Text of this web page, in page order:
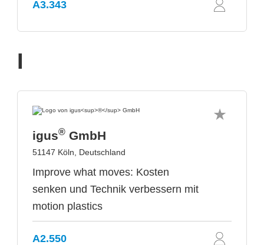
A3.343
I
igus® GmbH
51147 Köln, Deutschland
Improve what moves: Kosten
senken und Technik verbessern mit
motion plastics
A2.550